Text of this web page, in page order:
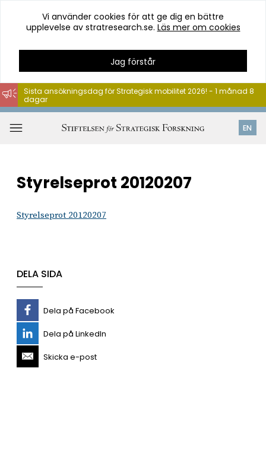
Hoppa
till
innehåll
Vi använder cookies för att ge dig en bättre
upplevelse av stratresearch.se. Läs mer om cookies
Jag förstår
EN
Sista ansökningsdag för Strategisk mobilitet 2026! - 1 månad 8
dagar
Styrelseprot 20120207
Styrelseprot 20120207
DELA SIDA
Dela på Facebook
Dela på LinkedIn
Skicka e-post